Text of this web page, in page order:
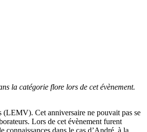
la catégorie flore lors de cet évènement.
(LEMV). Cet anniversaire ne pouvait pas se
Lors de cet évènement furent
dans le cas d’André, à la